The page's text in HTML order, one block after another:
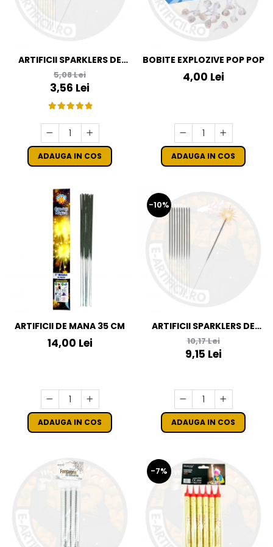
ARTIFICII SPARKLERS DE
MANA - STELUTE DE BRAD
16 CM - SET 10 BUC
5,08 Lei
3,56 Lei
ADAUGA IN COS
BOBITE EXPLOZIVE POP POP
4,00 Lei
ADAUGA IN COS
ARTIFICII DE MANA 35 CM
14,00 Lei
ADAUGA IN COS
-10%
ARTIFICII SPARKLERS DE
MANA - STELUTE DE BRAD
28 CM - SET 10 BUC
10,17 Lei
9,15 Lei
ADAUGA IN COS
-7%